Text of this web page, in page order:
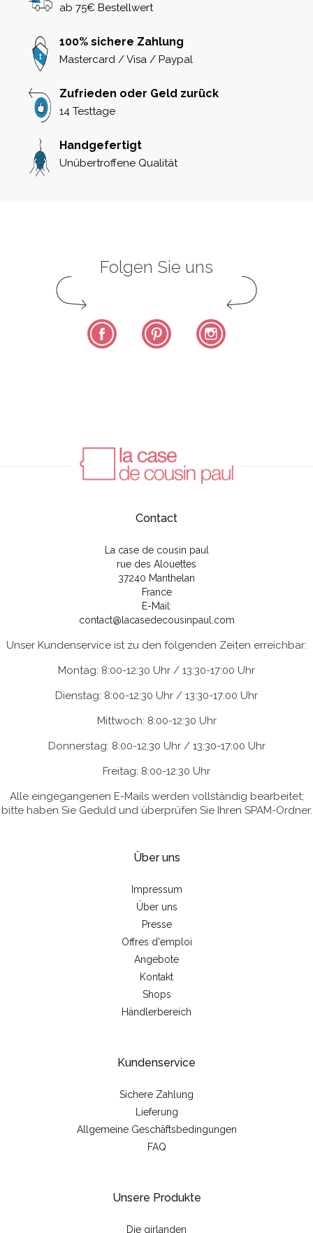
ab 75€ Bestellwert
100% sichere Zahlung
Mastercard / Visa / Paypal
Zufrieden oder Geld zurück
14 Testtage
Handgefertigt
Unübertroffene Qualität
Folgen Sie uns
Facebook Pinterest
Contact
La case de cousin paul
rue des Alouettes
37240 Manthelan
France
E-Mail:
contact@lacasedecousinpaul.com
Unser Kundenservice ist zu den folgenden Zeiten erreichbar:
Montag: 8:00-12:30 Uhr / 13:30-17:00 Uhr
Dienstag: 8:00-12:30 Uhr / 13:30-17:00 Uhr
Mittwoch: 8:00-12:30 Uhr
Donnerstag: 8:00-12:30 Uhr / 13:30-17:00 Uhr
Freitag: 8:00-12:30 Uhr
Alle eingegangenen E-Mails werden vollständig bearbeitet;
bitte haben Sie Geduld und überprüfen Sie Ihren SPAM-Ordner.
Über uns
Impressum
Über uns
Presse
Offres d'emploi
Angebote
Kontakt
Shops
Händlerbereich
Kundenservice
Sichere Zahlung
Lieferung
Allgemeine Geschäftsbedingungen
FAQ
Unsere Produkte
Die girlanden